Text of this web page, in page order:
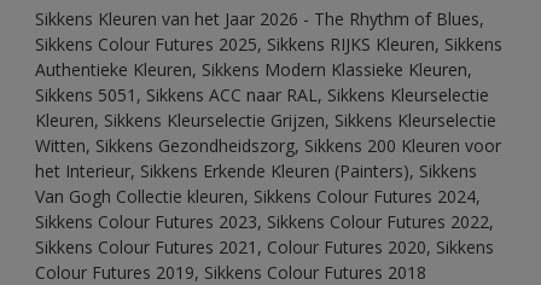
Sikkens Kleuren van het Jaar 2026 - The Rhythm of Blues,
Sikkens Colour Futures 2025, Sikkens RIJKS Kleuren, Sikkens
Authentieke Kleuren, Sikkens Modern Klassieke Kleuren,
Sikkens 5051, Sikkens ACC naar RAL, Sikkens Kleurselectie
Kleuren, Sikkens Kleurselectie Grijzen, Sikkens Kleurselectie
Witten, Sikkens Gezondheidszorg, Sikkens 200 Kleuren voor
het Interieur, Sikkens Erkende Kleuren (Painters), Sikkens
Van Gogh Collectie kleuren, Sikkens Colour Futures 2024,
Sikkens Colour Futures 2023, Sikkens Colour Futures 2022,
Sikkens Colour Futures 2021, Colour Futures 2020, Sikkens
Colour Futures 2019, Sikkens Colour Futures 2018